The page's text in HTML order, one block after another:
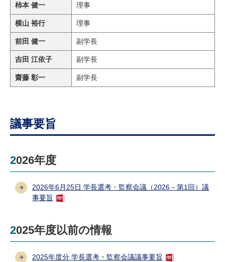
柿本 健一 理事
横山 裕行 理事
前田 健一 副学長
吉田 江依子 副学長
齋藤 彰一 副学長
議事要旨
2026年度
2026年6月25日 学長選考・監察会議（2026－第1回）議
事要旨
2025年度以前の情報
2025年度分 学長選考・監察会議議事要旨